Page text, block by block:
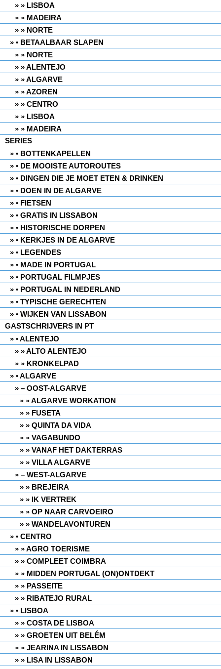
» LISBOA
» MADEIRA
» NORTE
• BETAALBAAR SLAPEN
» NORTE
» ALENTEJO
» ALGARVE
» AZOREN
» CENTRO
» LISBOA
» MADEIRA
SERIES
• BOTTENKAPELLEN
• DE MOOISTE AUTOROUTES
• DINGEN DIE JE MOET ETEN & DRINKEN
• DOEN IN DE ALGARVE
• FIETSEN
• GRATIS IN LISSABON
• HISTORISCHE DORPEN
• KERKJES IN DE ALGARVE
• LEGENDES
• MADE IN PORTUGAL
• PORTUGAL FILMPJES
• PORTUGAL IN NEDERLAND
• TYPISCHE GERECHTEN
• WIJKEN VAN LISSABON
GASTSCHRIJVERS IN PT
• ALENTEJO
» ALTO ALENTEJO
» KRONKELPAD
• ALGARVE
– OOST-ALGARVE
» ALGARVE WORKATION
» FUSETA
» QUINTA DA VIDA
» VAGABUNDO
» VANAF HET DAKTERRAS
» VILLA ALGARVE
– WEST-ALGARVE
» BREJEIRA
» IK VERTREK
» OP NAAR CARVOEIRO
» WANDELAVONTUREN
• CENTRO
» AGRO TOERISME
» COMPLEET COIMBRA
» MIDDEN PORTUGAL (ON)ONTDEKT
» PASSEITE
» RIBATEJO RURAL
• LISBOA
» COSTA DE LISBOA
» GROETEN UIT BELÉM
» JEARINA IN LISSABON
» LISA IN LISSABON